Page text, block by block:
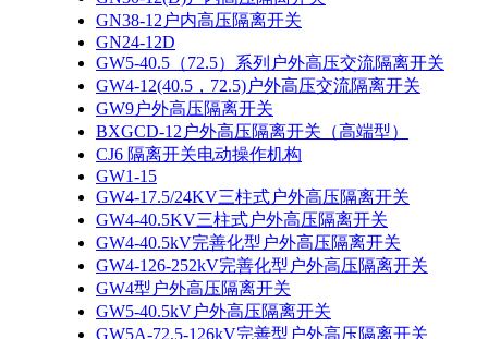
GN38-12户内高压隔离开关
GN24-12D
GW5-40.5（72.5）系列户外高压交流隔离开关
GW4-12(40.5，72.5)户外高压交流隔离开关
GW9户外高压隔离开关
BXGCD-12户外高压隔离开关（高端型）
CJ6 隔离开关电动操作机构
GW1-15
GW4-17.5/24KV三柱式户外高压隔离开关
GW4-40.5KV三柱式户外高压隔离开关
GW4-40.5kV完善化型户外高压隔离开关
GW4-126-252kV完善化型户外高压隔离开关
GW4型户外高压隔离开关
GW5-40.5kV户外高压隔离开关
GW5A-72.5-126kV完善型户外高压隔离开关